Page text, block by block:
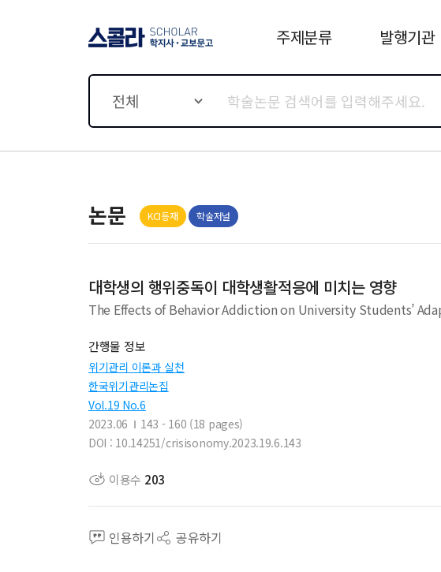
주제분류 발행기관
전체
논문 KCI등재 학술저널
대학생의 행위중독이 대학생활적응에 미치는 영향
The Effects of Behavior Addiction on University Students’
간행물 정보
위기관리 이론과 실천
한국위기관리논집
Vol.19 No.6
2023.06
143 - 160 (18 pages)
DOI : 10.14251/crisisonomy.2023.19.6.143
이용수 203
인용하기 공유하기